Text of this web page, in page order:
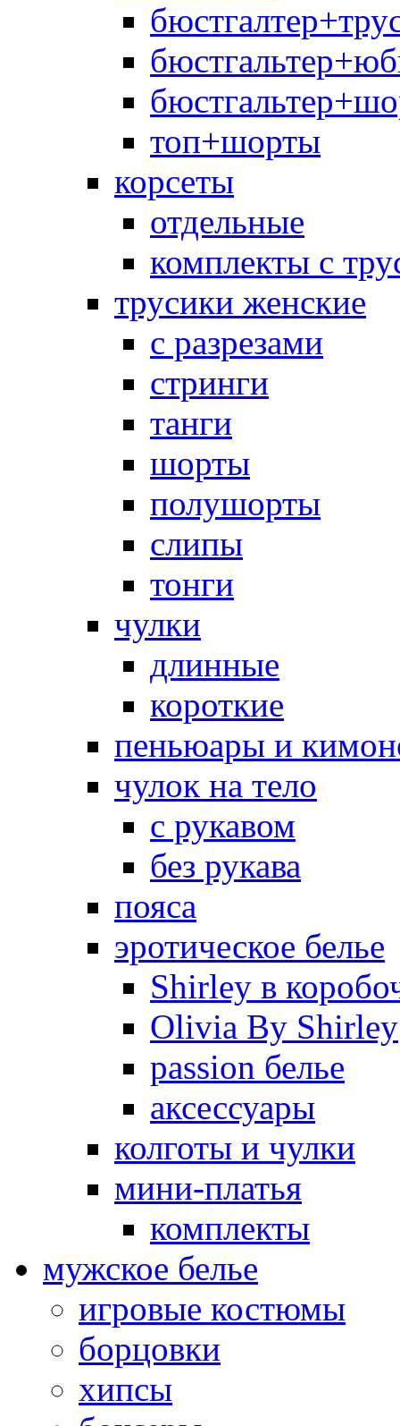
топ+шорты
корсеты
отдельные
комплекты с
трусики женские
с разрезами
стринги
танги
шорты
полушорты
слипы
тонги
чулки
длинные
короткие
пеньюары и
чулок на тело
с рукавом
без рукава
пояса
эротическое белье
Shirley в
Olivia By Shirley
passion белье
аксессуары
колготы и чулки
мини-платья
комплекты
мужское белье
игровые костюмы
борцовки
хипсы